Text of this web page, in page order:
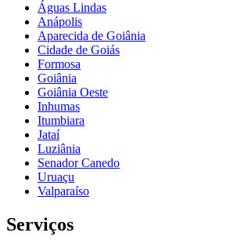
Águas Lindas
Anápolis
Aparecida de Goiânia
Cidade de Goiás
Formosa
Goiânia
Goiânia Oeste
Inhumas
Itumbiara
Jataí
Luziânia
Senador Canedo
Uruaçu
Valparaíso
Serviços